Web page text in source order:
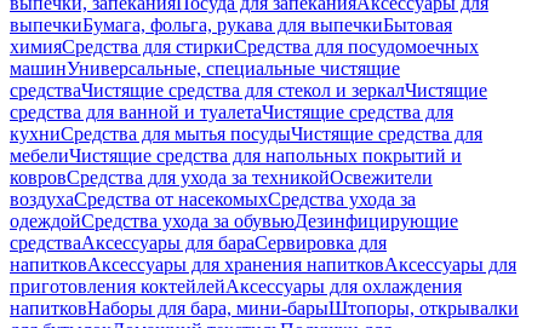
выпечкиБумага, фольга, рукава для выпечкиБытовая
химияСредства для стиркиСредства для посудомоечных
машинУниверсальные, специальные чистящие
средстваЧистящие средства для стекол и зеркалЧистящие
средства для ванной и туалетаЧистящие средства для
кухниСредства для мытья посудыЧистящие средства для
мебелиЧистящие средства для напольных покрытий и
ковровСредства для ухода за техникойОсвежители
воздухаСредства от насекомыхСредства ухода за
одеждойСредства ухода за обувьюДезинфицирующие
средстваАксессуары для бараСервировка для
напитковАксессуары для хранения напитковАксессуары для
приготовления коктейлейАксессуары для охлаждения
напитковНаборы для бара, мини-барыШтопоры, открывалки